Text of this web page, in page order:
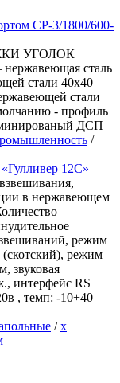
СР-3/1800/600-
УГОЛОК
сталь
стали 40х40
стали
- профиль
ДСП
/
12С»
в нержавеющем
режим
(скотский), режим
звуковая
интерфейс RS
, темп: -10+40
/х